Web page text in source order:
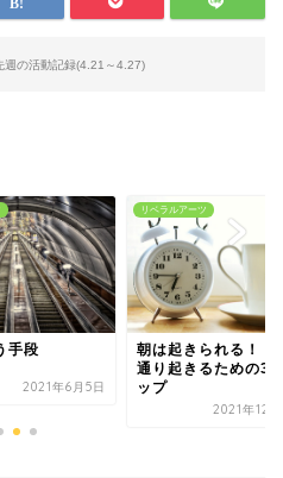
週の活動記録(4.21～4.27)
手段
2021年6月5日
リベラルアーツ
朝は起きられる！
通り起きるための3
ップ
2021年12